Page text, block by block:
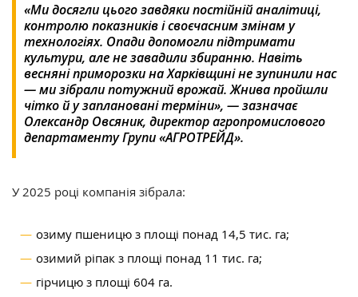
«Ми досягли цього завдяки постійній аналітиці,
контролю показників і своєчасним змінам у
технологіях. Опади допомогли підтримати
культури, але не завадили збиранню. Навіть
весняні приморозки на Харківщині не зупинили нас
— ми зібрали потужний врожай. Жнива пройшли
чітко й у заплановані терміни», — зазначає
Олександр Овсяник, директор агропромислового
департаменту Групи «АГРОТРЕЙД».
У 2025 році компанія зібрала:
озиму пшеницю з площі понад 14,5 тис. га;
озимий ріпак з площі понад 11 тис. га;
гірчицю з площі 604 га.